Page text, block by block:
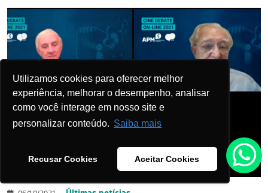
Utilizamos cookies para oferecer melhor
experiência, melhorar o desempenho, analisar
como você interage em nosso site e
personalizar conteúdo. Saiba mais
Recusar Cookies Aceitar Cookies